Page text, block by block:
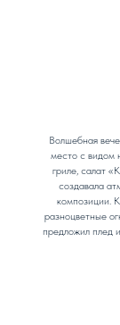
Волшебная
место с видом
гриле, салат
создавала
композиции.
разноцветные
предложил плед